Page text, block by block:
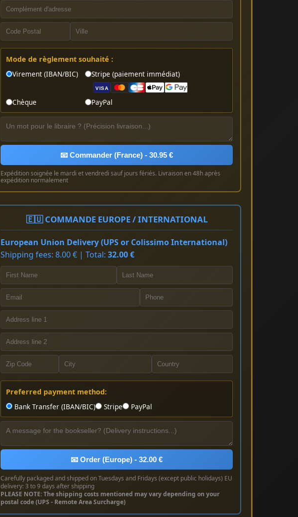
Mode de règlement souhaité :
Virement (IBAN/BIC)
Stripe (paiement immédiat)
VISA
Chèque PayPal
📧 Commander (France) - 30.95 €
Expédition soignée le mardi et vendredi sauf jours fériés. Livraison en 48h après
expédition normalement
🇪🇺 COMMANDE EUROPE / INTERNATIONAL
European Union Delivery (UPS or Colissimo International)
Shipping fees: 8.00 € | Total: 32.00 €
Preferred payment method:
Bank Transfer (IBAN/BIC)
Stripe PayPal
📧 Order (Europe) - 32.00 €
Carefully packaged and shipped on Tuesdays and Fridays (except public holidays) EU
delivery: 3 to 9 days after shipping
PLEASE NOTE: The shipping costs mentioned may vary depending on your
postal code (UPS - Remote Area Surcharge)